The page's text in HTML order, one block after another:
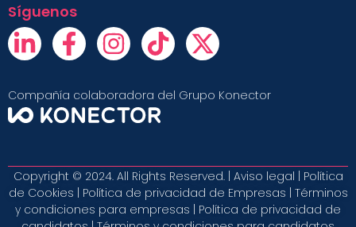
Síguenos
Compañía colaboradora del Grupo Konector
Copyright © 2024. All Rights Reserved. | Aviso legal | Política
de Cookies | Política de privacidad de Empresas | Términos
y condiciones para empresas | Política de privacidad de